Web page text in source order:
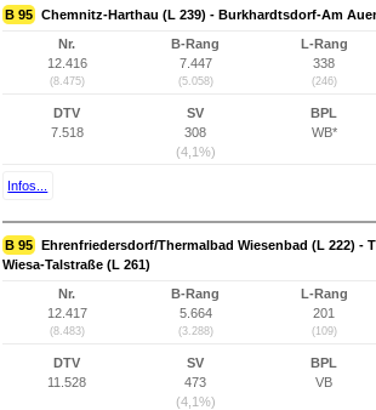
B 95 Chemnitz-Harthau (L 239) - Burkhardtsdorf-Am
Nr.
12.416
(8.475)
B-Rang
7.447
(5.058)
L-Rang
338
(246)
DTV
7.518
SV
308
(4,1%)
BPL
WB*
Infos...
B 95 Ehrenfriedersdorf/Thermalbad Wiesenbad (L 222) -
Wiesa-Talstraße (L 261)
Nr.
12.417
(8.483)
B-Rang
5.664
(3.288)
L-Rang
201
(109)
DTV
11.528
SV
473
(4,1%)
BPL
VB